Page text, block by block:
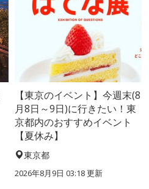
【東京のイベント】今週末(8
月8日～9日)に行きたい！東
京都内のおすすめイベント
【夏休み】
東京都
2026年8月9日 03:18更新